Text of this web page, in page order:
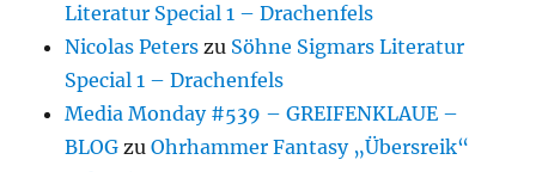
Literatur Special 1 – Drachenfels
Nicolas Peters zu Söhne Sigmars Literatur
Special 1 – Drachenfels
Media Monday #539 – GREIFENKLAUE –
BLOG zuOhrhammer Fantasy „Übersreik“